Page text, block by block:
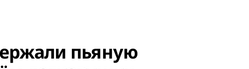
пьяную